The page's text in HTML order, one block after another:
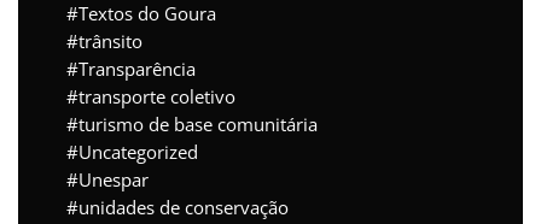
Textos do Goura
trânsito
Transparência
transporte coletivo
turismo de base comunitária
Uncategorized
Unespar
unidades de conservação